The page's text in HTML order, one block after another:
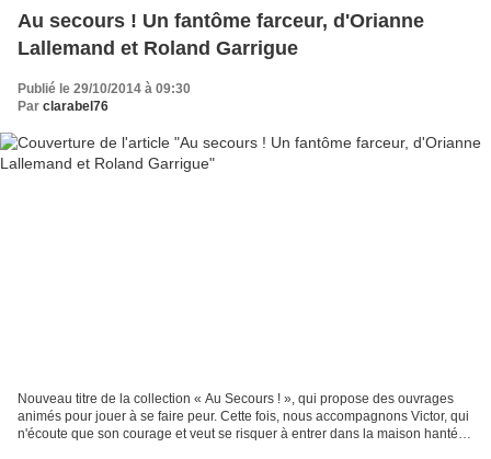
Au secours ! Un fantôme farceur, d'Orianne
Lallemand et Roland Garrigue
Publié le 29/10/2014 à 09:30
Par clarabel76
Nouveau titre de la collection « Au Secours ! », qui propose des ouvrages
animés pour jouer à se faire peur. Cette fois, nous accompagnons Victor, qui
n'écoute que son courage et veut se risquer à entrer dans la maison hantée